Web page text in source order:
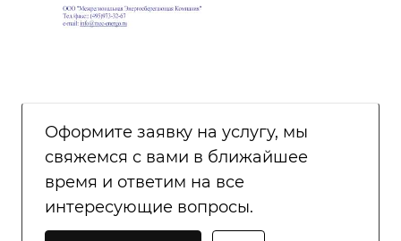
Оформите заявку на услугу, мы
свяжемся с вами в ближайшее
время и ответим на все
интересующие вопросы.